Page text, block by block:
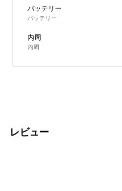
バッテリー
内周